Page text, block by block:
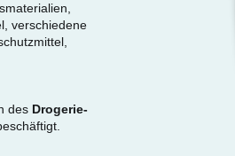
verschiedene
des Drogerie-